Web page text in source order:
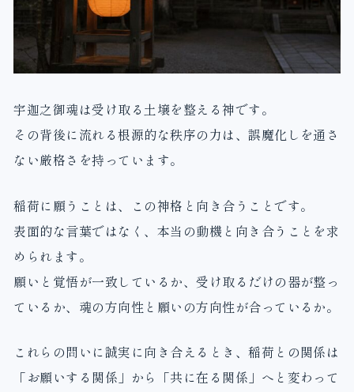
宇迦之御魂は受け取る土壌を整える神です。
その背後に流れる根源的な秩序の力は、誤魔化しを通さ
ない厳格さを持っています。
稲荷に願うことは、この神格と向き合うことです。
表面的な言葉ではなく、本当の動機と向き合うことを求
められます。
願いと覚悟が一致しているか、受け取るだけの器が整っ
ているか、魂の方向性と願いの方向性が合っているか。
これらの問いに誠実に向き合えるとき、稲荷との関係は
「お願いする関係」から「共に在る関係」へと変わって